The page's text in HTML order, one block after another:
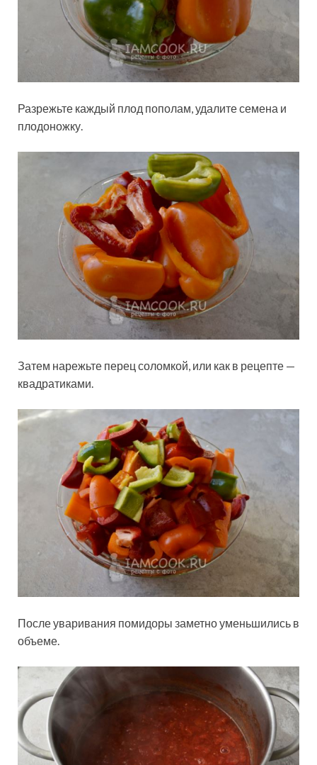
Разрежьте каждый плод пополам, удалите семена и
плодоножку.
Затем нарежьте перец соломкой, или как в рецепте —
квадратиками.
После уваривания помидоры заметно уменьшились в
объеме.